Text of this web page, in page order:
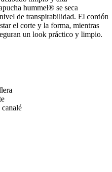
hummel® se seca
de transpirabilidad. El cordón
el corte y la forma, mientras
un look práctico y limpio.